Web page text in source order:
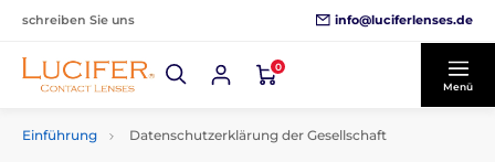
schreiben Sie uns info@luciferlenses.de
0
Menü
Einführung Datenschutzerklärung der Gesellschaft